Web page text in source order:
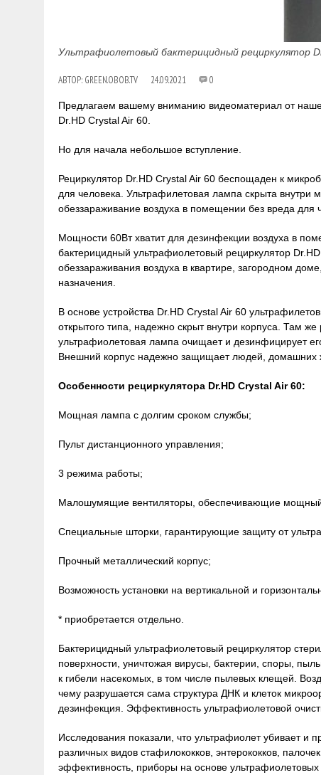
Ультрафиолетовый бактерицидный рециркулятор
АВТОР: GREEN.OBOB.TV 24.09.2021 0
Предлагаем вашему вниманию видеоматериал от
Dr.HD Crystal Air 60.
Но для начала небольшое вступление.
Рециркулятор Dr.HD Crystal Air 60 беспощаден к
для человека. Ультрафилетовая лампа скрыта внутри
обеззараживание воздуха в помещении без вреда для
Мощности 60Вт хватит для дезинфекции воздуха в
бактерицидный ультрафиолетовый рециркулятор
обеззараживания воздуха в квартире, загородном
назначения.
В основе устройства Dr.HD Crystal Air 60
открытого типа, надежно скрыт внутри корпуса. Там
ультрафиолетовая лампа очищает и дезинфицирует
Внешний корпус надежно защищает людей, домашних
Особенности рециркулятора Dr.HD Crystal Air 60:
Мощная лампа с долгим сроком службы;
Пульт дистанционного управления;
3 режима работы;
Малошумящие вентиляторы, обеспечивающие
Специальные шторки, гарантирующие защиту от
Прочный металлический корпус;
Возможность установки на вертикальной и
* приобретается отдельно.
Бактерицидный ультрафиолетовый рециркулятор
поверхности, уничтожая вирусы, бактерии, споры,
к гибели насекомых, в том числе пылевых клещей.
чему разрушается сама структура ДНК и клеток
дезинфекция. Эффективность ультрафиолетовой
Исследования показали, что ультрафиолет убивает и
различных видов стафилококков, энтерококков,
эффективность, приборы на основе